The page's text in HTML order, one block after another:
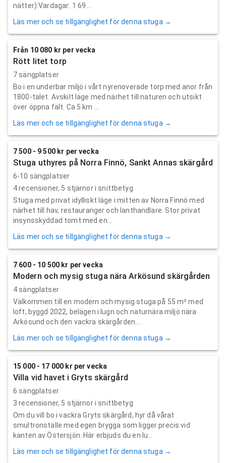
nätter): ​Vardagar: 1 69...
Läs mer och se tillgänglighet för denna stuga →
Från 10 080 kr per vecka
Rött litet torp
7 sängplatser
Bo i en underbar miljö i vårt nyrenoverade torp med anor från
1800-talet. Avskilt läge med närhet till naturen och utsikt
över öppna fält. Ca 5 km ...
Läs mer och se tillgänglighet för denna stuga →
7 500 - 9 500 kr per vecka
Stuga uthyres på Norra Finnö, Sankt Annas skärgård
6-10 sängplatser
4recensioner, 5 stjärnor i snittbetyg
Stuga med privat idylliskt läge i mitten av Norra Finnö med
närhet till hav, restauranger och lanthandlare. Stor privat
insynsskyddad tomt med en...
Läs mer och se tillgänglighet för denna stuga →
7 600 - 10 500 kr per vecka
Modern och mysig stuga nära Arkösund skärgården
4 sängplatser
Välkommen till en modern och mysig stuga på 55 m² med
loft, byggd 2022, belägen i lugn och naturnära miljö nära
Arkösund och den vackra skärgården....
Läs mer och se tillgänglighet för denna stuga →
15 000 - 17 000 kr per vecka
Villa vid havet i Gryts skärgård
6 sängplatser
3 recensioner, 5 stjärnor i snittbetyg
Om du vill bo i vackra Gryts skärgård, hyr då vårat
smultronställe med egen brygga som ligger precis vid
kanten av Östersjön. Här erbjuds du en lu...
Läs mer och se tillgänglighet för denna stuga →